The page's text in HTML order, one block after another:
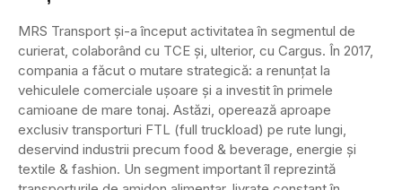
MRS Transport și-a început activitatea în segmentul de
curierat, colaborând cu TCE și, ulterior, cu Cargus. În 2017,
compania a făcut o mutare strategică: a renunțat la
vehiculele comerciale ușoare și a investit în primele
camioane de mare tonaj. Astăzi, operează aproape
exclusiv transporturi FTL (full truckload) pe rute lungi,
deservind industrii precum food & beverage, energie și
textile & fashion. Un segment important îl reprezintă